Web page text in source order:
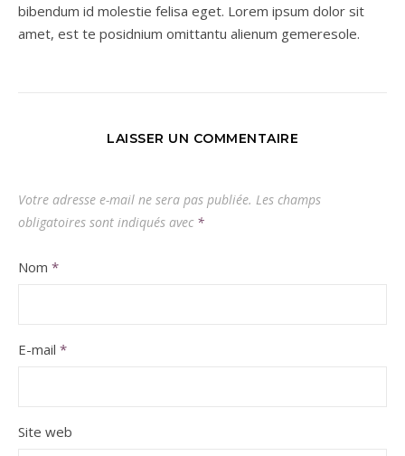
bibendum id molestie felisa eget. Lorem ipsum dolor sit
amet, est te posidnium omittantu alienum gemeresole.
LAISSER UN COMMENTAIRE
Votre adresse e-mail ne sera pas publiée. Les champs
obligatoires sont indiqués avec *
Nom *
E-mail *
Site web